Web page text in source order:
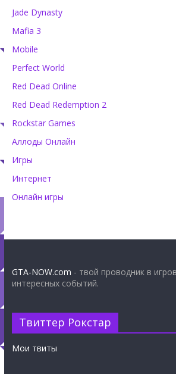
Jade Dynasty
Mafia 3
Mobile
Perfect World
Red Dead Online
Red Dead Redemption 2
Rockstar Games
Аллоды Онлайн
Игры
Интернет
Онлайн игры
GTA-NOW.com - твой проводник в
интересных событий.
Твиттер Рокстар
Мои твиты